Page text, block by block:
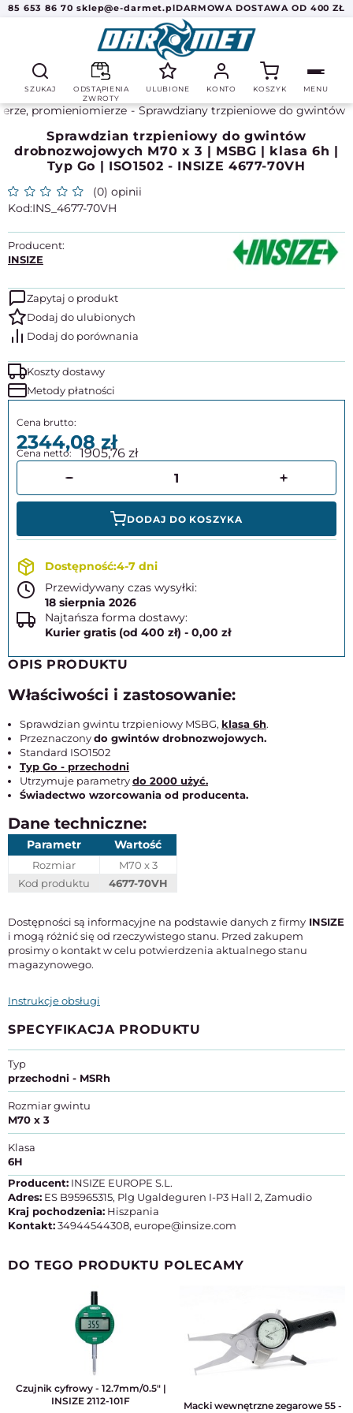
85 653 86 70 sklep@e-darmet.plDARMOWA DOSTAWA OD 400 ZŁ
SZUKAJ
ODSTĄPIENIA
ZWROTY
ULUBIONE KONTO KOSZYK MENU
promieniomierze Sprawdziany trzpieniowe do gwintów
Sprawdzian trzpieniowy do gwintów
drobnozwojowych M70 x 3 | MSBG | klasa 6h |
Typ Go | ISO1502 - INSIZE 4677-70VH
(0) opinii
INS_4677-70VH
Producent:
INSIZE
Zapytaj o produkt
Koszty dostawy
Metody płatności
2344,081905,76
DODAJ DO KOSZYKA
4-7 dni
Przewidywany czas wysyłki:
18 sierpnia 2026
Najtańsza forma dostawy:
Kurier gratis (od 400 zł) - 0,00 zł
OPIS PRODUKTU
Właściwości i zastosowanie:
Sprawdzian gwintu trzpieniowy MSBG, klasa 6h.
Przeznaczonydo gwintów drobnozwojowych.
Standard ISO1502
Typ Go - przechodni
Utrzymuje parametrydo 2000 użyć.
Świadectwo wzorcowania od producenta.
Dane techniczne:
Parametr Wartość
Rozmiar
M70 x 3
Kod produktu
4677-70VH
Dostępności są informacyjne na podstawie danych z firmy INSIZE
i mogą różnić się od rzeczywistego stanu. Przed zakupem
prosimy o kontakt w celu potwierdzenia aktualnego stanu
magazynowego.
Instrukcje obsługi
SPECYFIKACJA PRODUKTU
Typ
przechodni - MSRh
Rozmiar gwintu
M70 x 3
Klasa
6H
Producent: INSIZE EUROPE S.L.
Adres: ES B95965315, Plg Ugaldeguren I-P3 Hall 2, Zamudio
Kraj pochodzenia: Hiszpania
Kontakt:34944544308, europe@insize.com
DO TEGO PRODUKTU POLECAMY
Czujnik cyfrowy - 12.7mm/0.5" |
INSIZE 2112-101F
Macki wewnętrzne zegarowe 55 -